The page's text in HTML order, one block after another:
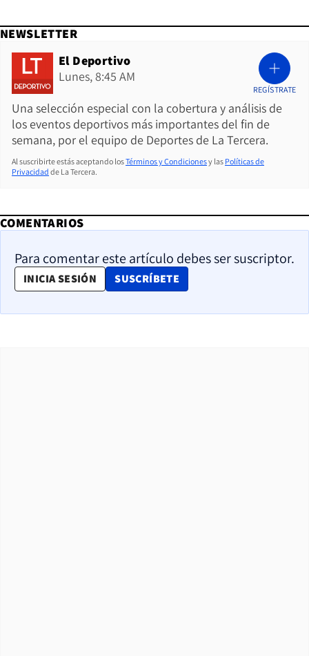
NEWSLETTER
El Deportivo
Lunes, 8:45 AM
Una selección especial con la cobertura y análisis de
los eventos deportivos más importantes del fin de
semana, por el equipo de Deportes de La Tercera.
REGÍSTRATE
Al suscribirte estás aceptando losTérminos y Condicionesy las Políticas de
Privacidad de La Tercera.
COMENTARIOS
Para comentar este artículo debes ser suscriptor.
INICIA SESIÓN SUSCRÍBETE
OPENS IN NEW WINDOW